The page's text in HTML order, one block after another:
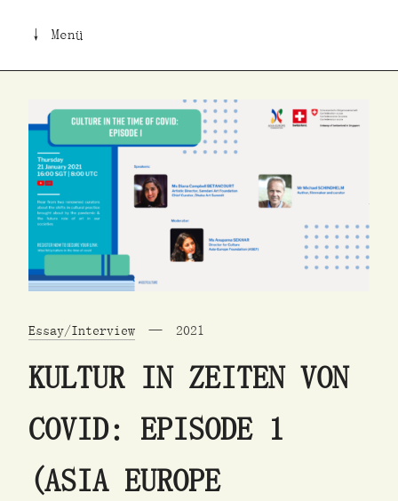
↓ Menü
Essay/Interview 2021
KULTUR IN ZEITEN VON
COVID: EPISODE 1
(ASIA EUROPE